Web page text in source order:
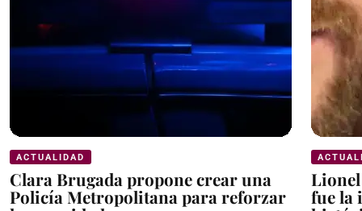
ACTUALIDAD
Clara Brugada propone crear una
Policía Metropolitana para reforzar
fue la